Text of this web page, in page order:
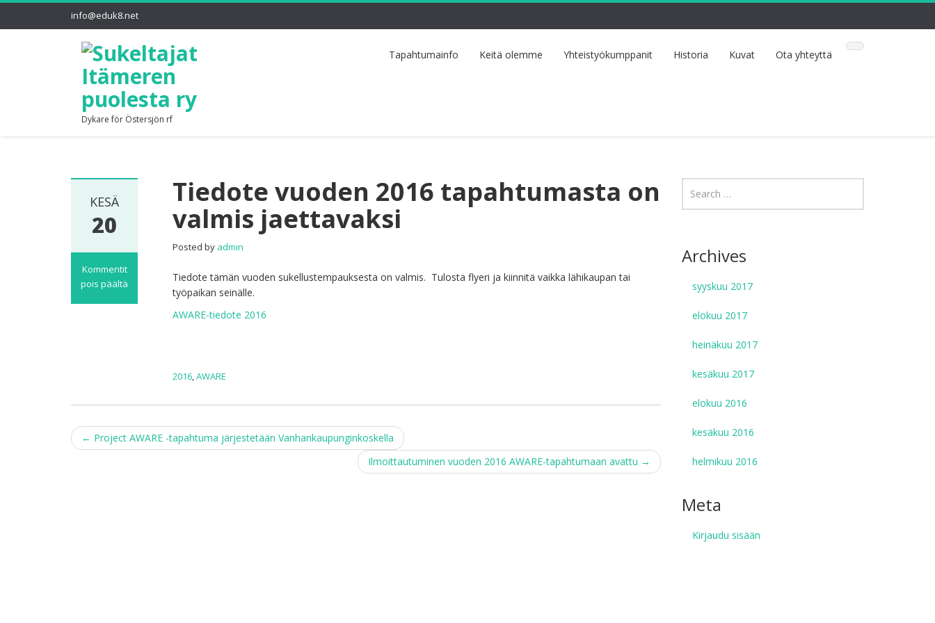
info@eduk8.net
Dykare för Östersjön rf
Tapahtumainfo Keitä olemme Yhteistyökumppanit Historia Kuvat Ota yhteyttä
KESÄ
20
Kommentit
pois päältä
Tiedote vuoden 2016 tapahtumasta on
valmis jaettavaksi
Posted by admin
Tiedote tämän vuoden sukellustempauksesta on valmis. Tulosta flyeri ja kiinnitä vaikka lähikaupan tai
työpaikan seinälle.
AWARE-tiedote 2016
2016,AWARE
Post
← Project AWARE -tapahtuma järjestetään Vanhankaupunginkoskella
Ilmoittautuminen vuoden 2016 AWARE-tapahtumaan avattu →
Archives
syyskuu 2017
elokuu 2017
heinäkuu 2017
kesäkuu 2017
elokuu 2016
kesäkuu 2016
helmikuu 2016
Meta
Kirjaudu sisään